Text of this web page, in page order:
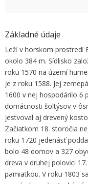
Základné údaje
Leží v horskom prostredí
okolo 384 m. Sídlisko
roku 1570 na území
je z roku 1588. Jej
1600 v nej hospodárilo 6
domácnosti šoltýsov v
jestvoval aj drevený
Začiatkom 18. storočia
roku 1720 jedenásť
bolo 48 domov a 327
dreva v druhej polovici
pamiatkou. V roku 1803